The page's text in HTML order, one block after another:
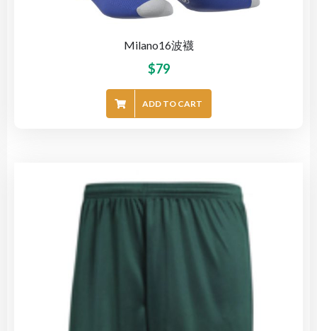
Milano16波襪
$79
ADD TO CART